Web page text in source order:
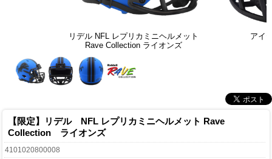
リデル NFL レプリカミニヘルメット
Rave Collection ライオンズ
アイ
【限定】リデル NFL レプリカミニヘルメット Rave
Collection ライオンズ
4101020800008